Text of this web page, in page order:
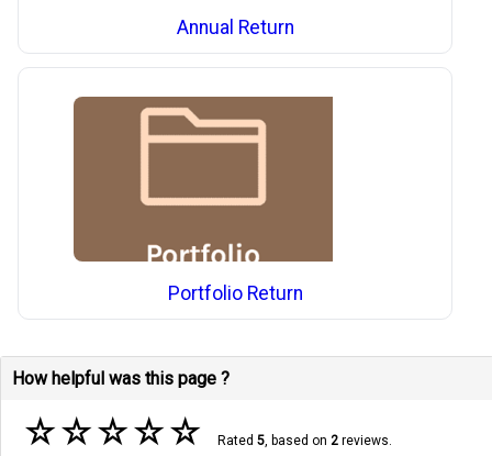
Annual Return
Portfolio Return
How helpful was this page ?
☆☆☆☆☆ Rated 5, based on 2reviews.